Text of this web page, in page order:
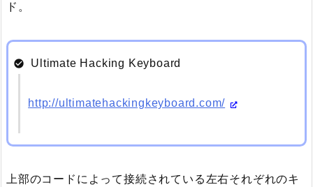
ド。
Ultimate Hacking Keyboard
http://ultimatehackingkeyboard.com/
上部のコードによって接続されている左右それぞれのキ